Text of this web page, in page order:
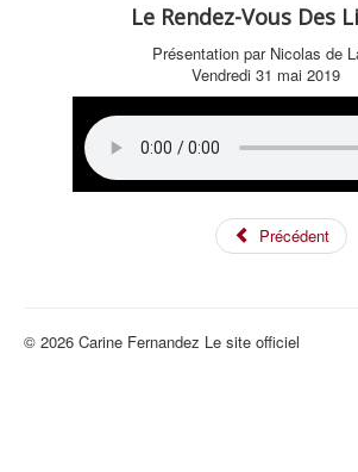
Le Rendez-Vous Des
Présentation par Nicolas de
Vendredi 31 mai 2019
Précédent
© 2026 Carine Fernandez Le site officiel